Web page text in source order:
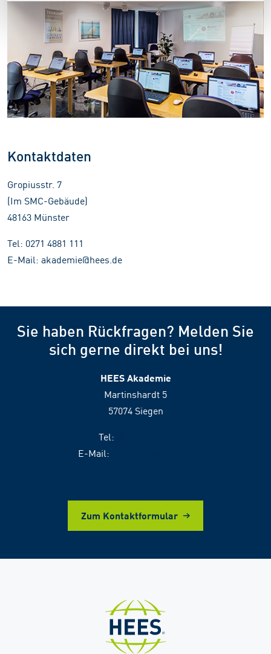
Kontaktdaten
Gropiusstr. 7
(Im SMC-Gebäude)
48163 Münster
Tel: 0271 4881 111
E-Mail: akademie@hees.de
Sie haben Rückfragen? Melden Sie
sich gerne direkt bei uns!
HEES Akademie
Martinshardt 5
57074 Siegen
Tel:
E-Mail:
Zum Kontaktformular